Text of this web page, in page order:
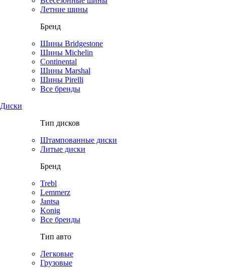
Летние шины
Бренд
Шины Bridgestone
Шины Michelin
Continental
Шины Marshal
Шины Pirelli
Все бренды
Диски
Тип дисков
Штампованные диски
Литые диски
Бренд
Trebl
Lemmerz
Jantsa
Konig
Все бренды
Тип авто
Легковые
Грузовые